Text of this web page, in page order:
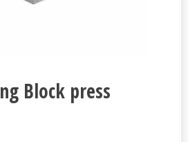
Block press